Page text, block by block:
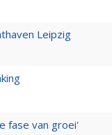
Leipzig
fase van groei'